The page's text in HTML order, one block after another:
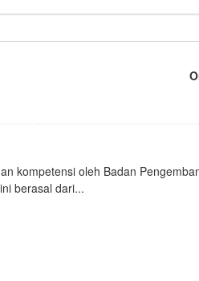
kompetensi oleh Badan
berasal dari...